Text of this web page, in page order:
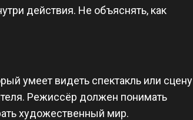
действия. Не объяснять, как
умеет видеть спектакль или сцену
Режиссёр должен понимать
художественный мир.